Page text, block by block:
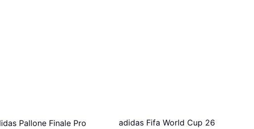
Pallone Finale Pro
adidas Fifa World Cup 26